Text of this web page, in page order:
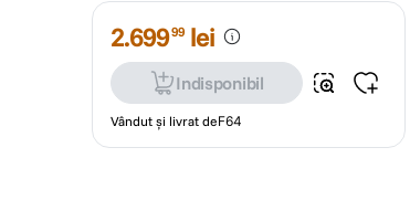
2.69999 lei
Indisponibil
Vândut și livrat deF64